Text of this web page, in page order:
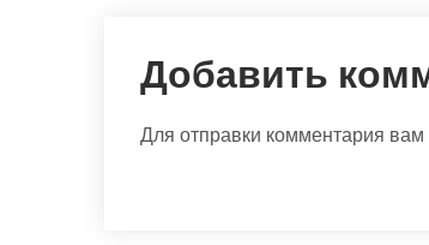
Добавить
Для отправки комментария